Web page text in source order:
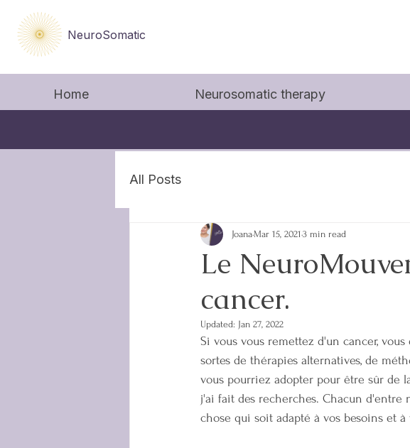
NeuroSomatic
Home Neurosomatic therapy
All Posts
Le
cancer.
Joana Mar 15, 2021 3 min read
Updated: Jan 27, 2022
Si vous vous remettez d'un cancer,
sortes de thérapies alternatives, de
vous pourriez adopter pour être sûr de
j'ai fait des recherches. Chacun d'entre
chose qui soit adapté à vos besoins et à